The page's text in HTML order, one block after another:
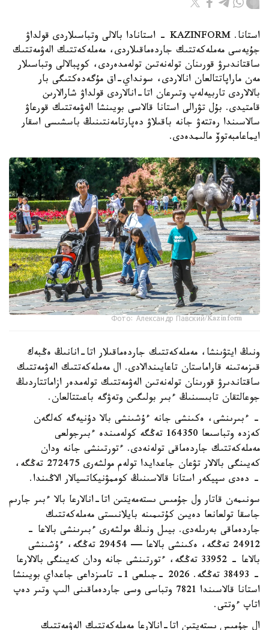
استانا. KAZINFORM - استانادا بالالى وتباسىلاردى قولداۋ
جۇيەسى مەملەكەتتىك جاردەماقىلاردى، مەملەكەتتىك الەۋمەتتىك
ساقتاندىرۋ قورىنان تولەنەتىن تولەمدەردى، كوپبالالى وتباسىلار
مەن ماراپاتتالعان انالاردى، سونداي-اق مۇگەدەكتىگى بار
بالالاردى تاربيەلەپ وتىرعان اتا-انالاردى قولداۋ شارالارىن
قامتيدى. بۇل تۋرالى استانا قالاسى بويىنشا الەۋمەتتىك قورعاۋ
سالاسىندا رەتتەۋ جانە باقىلاۋ دەپارتامەنتىنىڭ باسشىسى اسقار
ايماعامبەتوۆ مالىمدەدى.
Фото: Александр Павский/Kazinform
ونىڭ ايتۋىنشا، مەملەكەتتىك جاردەماقىلار اتا-انانىڭ ەڭبەك
قىزمەتىنە قاراماستان تاعايىندالادى. ال مەملەكەتتىك الەۋمەتتىك
ساقتاندىرۋ قورىنان تولەنەتىن الەۋمەتتىك تولەمدەر ازاماتتاردىڭ
جوعالتقان تابىسىنىڭ ءبىر بولىگىن وتەۋگە باعىتتالعان.
- ءبىرىنشى، ەكىنشى جانە ءۇشىنشى بالا دۇنيەگە كەلگەن
كەزدە وتباسىعا 164350 تەڭگە كولەمىندە ءبىرجولعى
مەملەكەتتىك جاردەماقى تولەنەدى. ءتورتىنشى جانە ودان
كەيىنگى بالالار تۋعان جاعدايدا تولەم مولشەرى 272475 تەڭگە،
- دەدى سپيكەر استانا قالاسىنىڭ كوممۋنيكاتسيالار الاڭىندا.
سونىمەن قاتار ول جۇمىس ىستەمەيتىن اتا-انالارعا بالا ءبىر جارىم
جاسقا تولعانعا دەيىن كۇتىمىنە بايلانىستى مەملەكەتتىك
جاردەماقى بەرىلەدى. بيىل ونىڭ مولشەرى ءبىرىنشى بالاعا -
24912 تەڭگە، ەكىنشى بالاعا — 29454 تەڭگە، ءۇشىنشى
بالاعا - 33952 تەڭگە، ءتورتىنشى جانە ودان كەيىنگى بالالارعا
- 38493 تەڭگە. 2026 -جىلعى 1- تامىزداعى جاعداي بويىنشا
استانا قالاسىندا 7821 وتباسى وسى جاردەماقىنى الىپ وتىر دەپ
اتاپ ءوتتى.
ال جۇمىس ىستەيتىن اتا-انالارعا مەملەكەتتىك الەۋمەتتىك